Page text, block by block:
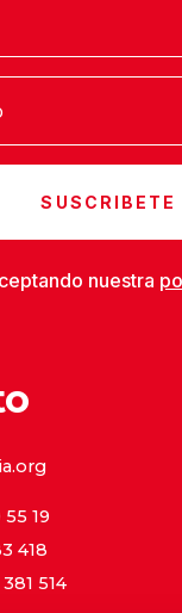
SUSCRIBETE
nuestra
19
418
514